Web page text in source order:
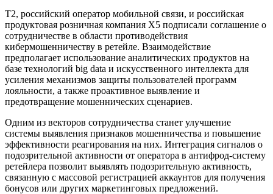
T2, российский оператор мобильной связи, и российская
продуктовая розничная компания Х5 подписали соглашение о
сотрудничестве в области противодействия
кибермошенничеству в ретейле. Взаимодействие
предполагает использование аналитических продуктов на
базе технологий big data и искусственного интеллекта для
усиления механизмов защиты пользователей программ
лояльности, а также проактивное выявление и
предотвращение мошеннических сценариев.
Одним из векторов сотрудничества станет улучшение
системы выявления признаков мошенничества и повышение
эффективности реагирования на них. Интеграция сигналов о
подозрительной активности от оператора в антифрод-систему
ретейлера позволит выявлять подозрительную активность,
связанную с массовой регистрацией аккаунтов для получения
бонусов или других маркетинговых предложений.